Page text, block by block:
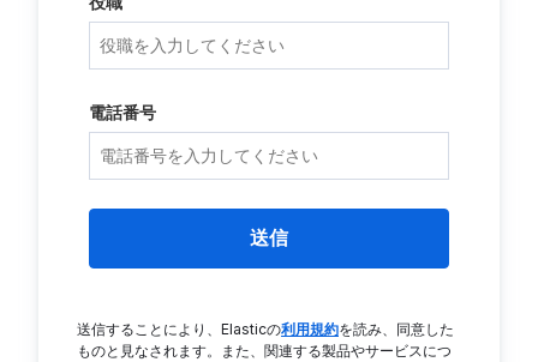
電話番号
送信
送信することにより、Elasticの利用規約を読み、同意した
ものと見なされます。また、関連する製品やサービスにつ